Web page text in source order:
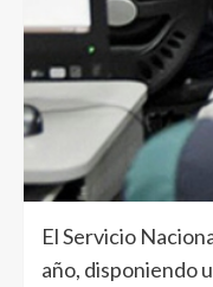
El Servicio
año, disponiendo